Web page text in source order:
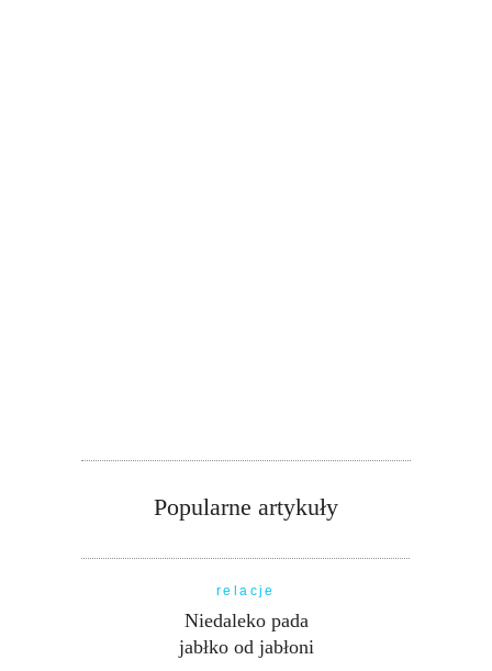
Popularne artykuły
relacje
Niedaleko pada
jabłko od jabłoni